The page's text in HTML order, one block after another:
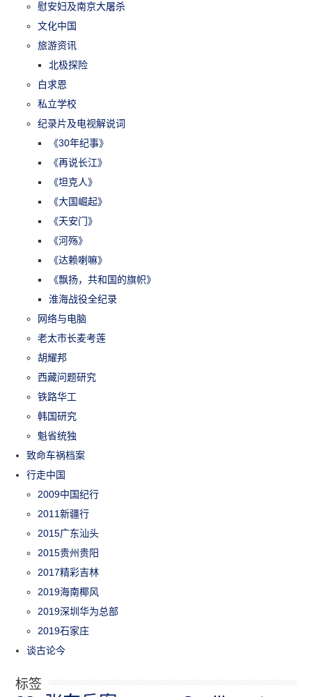
慰安妇及南京大屠杀
文化中国
旅游资讯
北极探险
白求恩
私立学校
纪录片及电视解说词
《30年纪事》
《再说长江》
《坦克人》
《大国崛起》
《天安门》
《河殇》
《达赖喇嘛》
《飘扬，共和国的旗帜》
淮海战役全纪录
网络与电脑
老太市长麦考莲
胡耀邦
西藏问题研究
铁路华工
韩国研究
魁省统独
致命车祸档案
行走中国
2009中国纪行
2011新疆行
2015广东汕头
2015贵州贵阳
2017精彩吉林
2019海南椰风
2019深圳华为总部
2019石家庄
谈古论今
标签